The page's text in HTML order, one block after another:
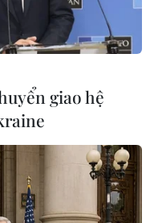
khủng bố "Nhà
cho là có liên
Santa Maria ở
nay.
Âu, MIT xác
được cho
vụ tấn công nhà
cho là đã cung
giao hệ